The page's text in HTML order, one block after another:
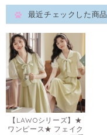
最近チェックした商品
【LAWOシリーズ】★
ワンピース★ フェイク